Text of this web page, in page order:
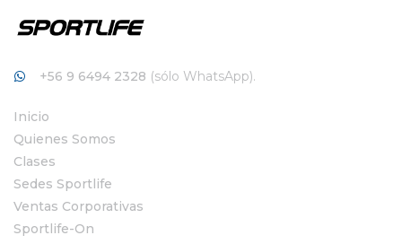
+56 9 6494 2328 (sólo WhatsApp).
Inicio
Quienes Somos
Clases
Sedes Sportlife
Ventas Corporativas
Sportlife-On